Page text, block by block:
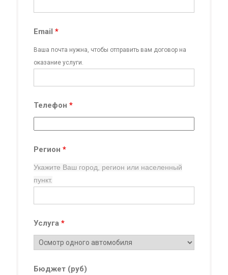
Email *
Ваша почта нужна, чтобы отправить вам договор на
оказание услуги.
Телефон *
Регион *
Укажите Ваш город, регион или населенный
пункт.
Услуга *
Бюджет (руб)